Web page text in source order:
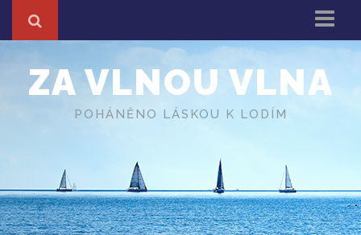
Z cest
About
ZA VLNOU VLNA
POHÁNĚNO LÁSKOU K LODÍM